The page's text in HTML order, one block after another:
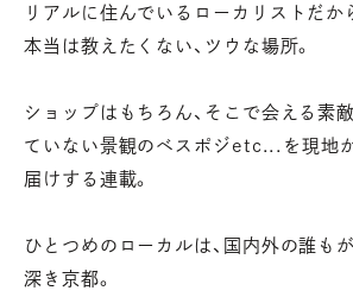
リアルに住んでいるローカリストだか
本当は教えたくない、ツウな場所。
ショップはもちろん、そこで会える素敵
ていない景観のベスポジetc...を現地
届けする連載。
ひとつめのローカルは、国内外の誰も
深き京都。